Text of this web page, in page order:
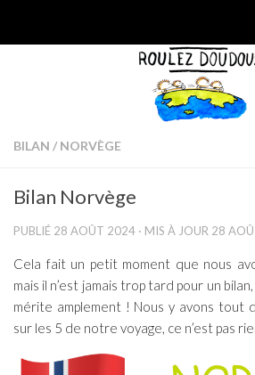
BILAN / NORVÈGE
Bilan Norvège
PUBLIÉ 28 AOÛT 2024 · MIS À JOUR 28
Cela fait un petit moment que nous
mais il n’est jamais trop tard pour un
mérite amplement ! Nous y avons tout
sur les 5 de notre voyage, ce n’est pas